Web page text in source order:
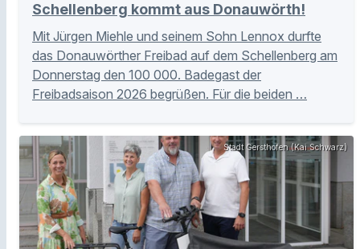
Schellenberg kommt aus Donauwörth!
Mit Jürgen Miehle und seinem Sohn Lennox durfte
das Donauwörther Freibad auf dem Schellenberg am
Donnerstag den 100 000. Badegast der
Freibadsaison 2026 begrüßen. Für die beiden …
Stadt Gersthofen (Kai Schwarz)